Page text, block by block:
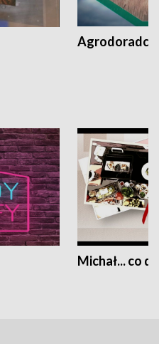
Agrodoradcy
Michał... co